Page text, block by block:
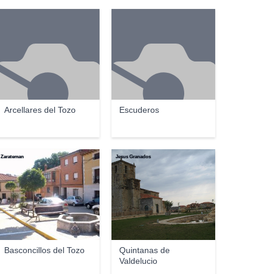
Arcellares del Tozo Escuderos
Basconcillos del Tozo
Zarateman
Quintanas de
Valdelucio
Jesus Granados